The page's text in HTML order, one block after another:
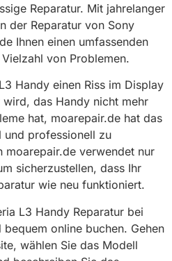
Reparatur. Mit jahrelanger
der Reparatur von Sony
Ihnen einen umfassenden
von Problemen.
Handy einen Riss im Display
das Handy nicht mehr
hat, moarepair.de hat das
und professionell zu
moarepair.de verwendet nur
sicherzustellen, dass Ihr
wie neu funktioniert.
L3 Handy Reparatur bei
online buchen. Gehen
wählen Sie das Modell